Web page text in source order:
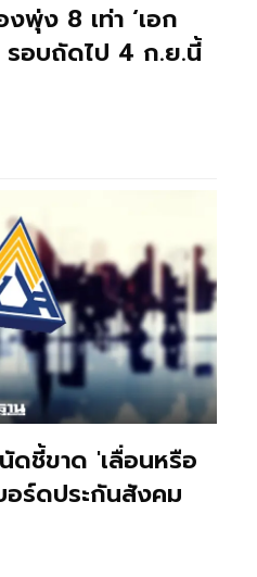
พุ่ง 8 เท่า ‘เอก
รอบถัดไป 4 ก.ย.นี้
ดชี้ขาด 'เลื่อนหรือ
อร์ดประกันสังคม